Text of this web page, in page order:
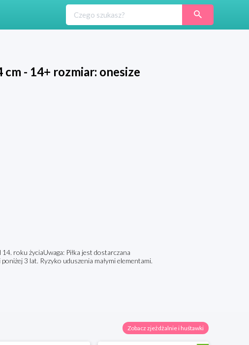
cm - 14+ rozmiar: onesize
roku życiaUwaga: Piłka jest dostarczana
3 lat. Ryzyko uduszenia małymi elementami.
Zobacz zjeżdżalnie i huśtawki